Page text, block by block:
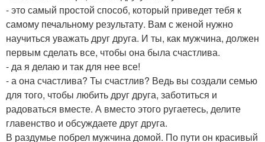
- это самый простой способ, который приведет тебя к
самому печальному результату. Вам с женой нужно
научиться уважать друг друга. И ты, как мужчина, должен
первым сделать все, чтобы она была счастлива.
- да я делаю и так для нее все!
- а она счастлива? Ты счастлив? Ведь вы создали семью
для того, чтобы любить друг друга, заботиться и
радоваться вместе. А вместо этого ругаетесь, делите
главенство и обсуждаете друг друга.
В раздумье побрел мужчина домой. По пути он красивый